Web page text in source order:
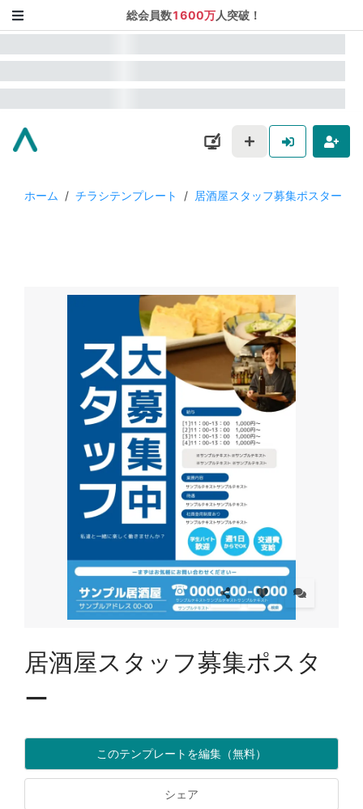
総会員数1600万人突破！
ホーム / チラシテンプレート / 居酒屋スタッフ募集ポスター
居酒屋スタッフ募集ポスタ
ー
このテンプレートを編集（無料）
シェア